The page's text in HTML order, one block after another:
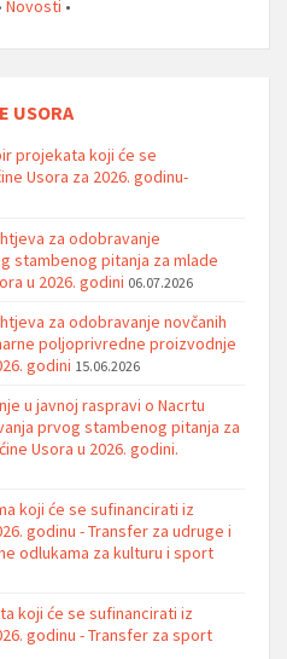
Novosti •
USORA
projekata koji će se
Usora za 2026. godinu-
za odobravanje
stambenog pitanja za mlade
u 2026. godini 06.07.2026
za odobravanje novčanih
poljoprivredne proizvodnje
godini 15.06.2026
u javnoj raspravi o Nacrtu
prvog stambenog pitanja za
Usora u 2026. godini.
koji će se sufinancirati iz
godinu - Transfer za udruge i
odlukama za kulturu i sport
koji će se sufinancirati iz
godinu - Transfer za sport